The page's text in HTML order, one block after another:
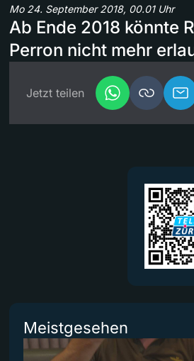
Mo 24. September 2018, 00.01 Uhr
Ab Ende 2018 könnte
Perron nicht mehr
Jetzt teilen
Meistgesehen